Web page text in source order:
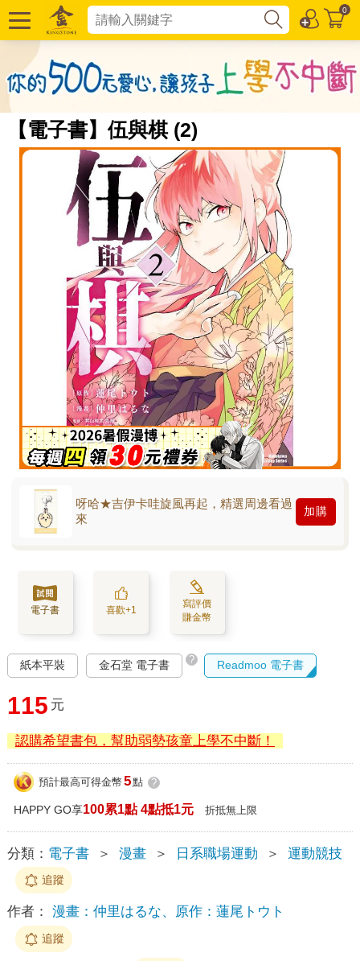
0
【電子書】伍與棋 (2)
呀哈★吉伊卡哇旋風再起，精選周邊看過
來
加購
電子書 喜歡+1
寫評價
賺金幣
紙本平裝 金石堂 電子書 ? Readmoo 電子書
115 元
認購希望書包，幫助弱勢孩童上學不中斷！
預計最高可得金幣 5點 ?
HAPPY GO享100累1點 4點抵1元 折抵無上限
分類： 電子書 ＞ 漫畫 ＞ 日系職場運動 ＞ 運動競技
追蹤
作者： 漫畫：仲里はるな、原作：蓮尾トウト
追蹤